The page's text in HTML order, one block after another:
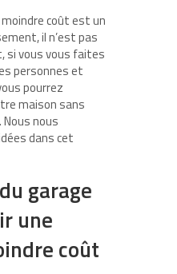
coût est un
il n’est pas
si vous vous faites
personnes et
pourrez
maison sans
nous
dans cet
garage
une
coût